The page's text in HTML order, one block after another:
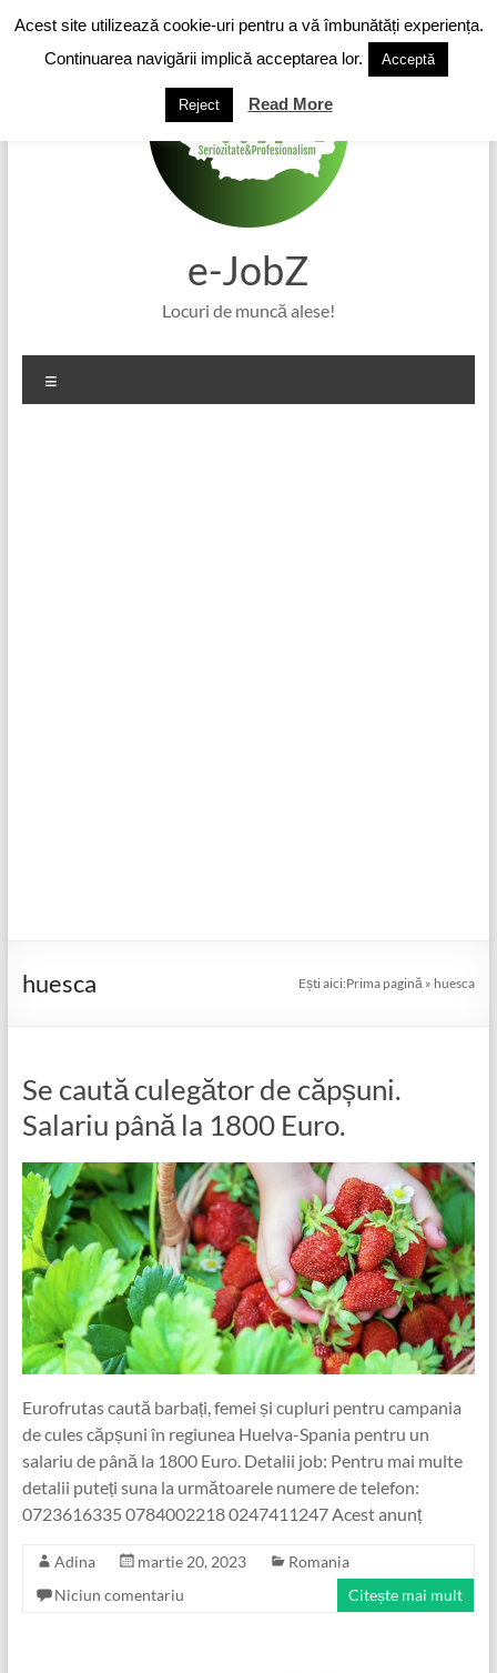
to
content
e-JobZ
Locuri de muncă alese!
huesca Ești aici:Prima pagină » huesca
Se caută culegător de căpșuni.
Salariu până la 1800 Euro.
Eurofrutas caută barbați, femei și cupluri pentru campania
de cules căpșuni în regiunea Huelva-Spania pentru un
salariu de până la 1800 Euro. Detalii job: Pentru mai multe
detalii puteți suna la următoarele numere de telefon:
0723616335 0784002218 0247411247 Acest anunț
Adina martie 20, 2023
Romania
Niciun comentariu
Citește mai mult
Acest site utilizează cookie-uri pentru a vă îmbunătăți experiența.
Continuarea navigării implică acceptarea lor.
Acceptă
Reject Read More